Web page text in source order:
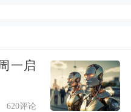
究会企业家精神
业家精神指数研
个新时代企业家
一启
620评论